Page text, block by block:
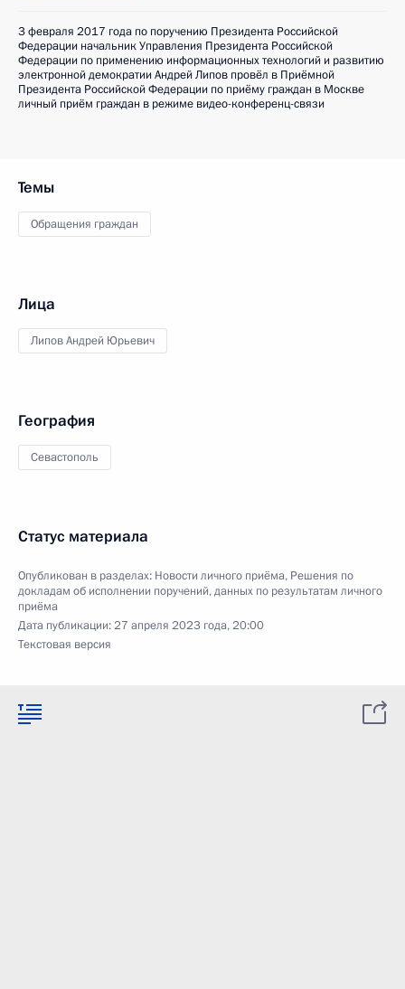
3 февраля 2017 года по поручению Президента Российской
Федерации начальник Управления Президента Российской
Федерации по применению информационных технологий и развитию
электронной демократии Андрей Липов провёл в Приёмной
Президента Российской Федерации по приёму граждан в Москве
личный приём граждан в режиме видео-конференц-связи
Темы
Обращения граждан
Лица
Липов Андрей Юрьевич
География
Севастополь
Статус материала
Опубликован в разделах: Новости личного приёма, Решения по
докладам об исполнении поручений, данных по результатам личного
приёма
Дата публикации:27 апреля 2023 года, 20:00
Текстовая версия